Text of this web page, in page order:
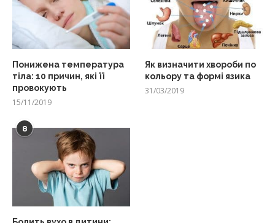
Понижена температура
тіла: 10 причин, які її
провокують
15/11/2019
Як визначити хвороби по
кольору та формі язика
31/03/2019
8